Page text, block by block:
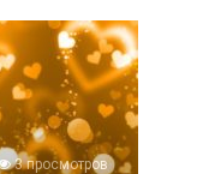
3 просмотров